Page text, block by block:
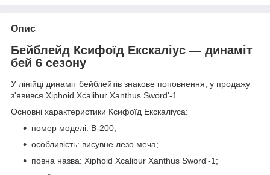
Опис
Бейблейд Ксифоїд Екскаліус — динаміт
бей 6 сезону
У лінійці динаміт бейблейтів знакове поповнення, у продажу
з'явився Xiphoid Xcalibur Xanthus Sword'-1.
Основні характеристики Ксифоїд Екскаліуса:
номер моделі: B-200;
особливість: висувне лезо меча;
повна назва: Xiphoid Xcalibur Xanthus Sword'-1;